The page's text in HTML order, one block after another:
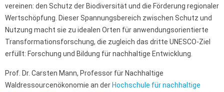
vereinen: den Schutz der Biodiversität und die Förderung regionaler
Wertschöpfung. Dieser Spannungsbereich zwischen Schutz und
Nutzung macht sie zu idealen Orten für anwendungsorientierte
Transformationsforschung, die zugleich das dritte UNESCO-Ziel
erfüllt: Forschung und Bildung für nachhaltige Entwicklung.
Prof. Dr. Carsten Mann, Professor für Nachhaltige
Waldressourcenökonomie an der Hochschule für nachhaltige